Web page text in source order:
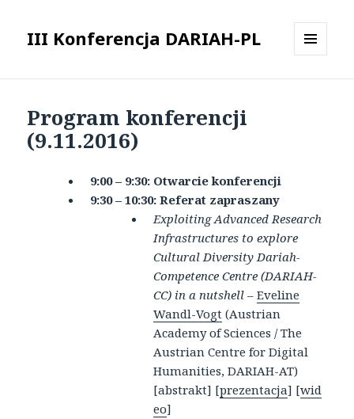
III Konferencja DARIAH-PL
Program konferencji
(9.11.2016)
9:00 – 9:30: Otwarcie konferencji
9:30 – 10:30: Referat zapraszany
Exploiting Advanced Research
Infrastructures to explore
Cultural Diversity Dariah-
Competence Centre (DARIAH-
CC) in a nutshell –Eveline
Wandl-Vogt (Austrian
Academy of Sciences / The
Austrian Centre for Digital
Humanities, DARIAH-AT)
[abstrakt] [prezentacja] [wid
eo]